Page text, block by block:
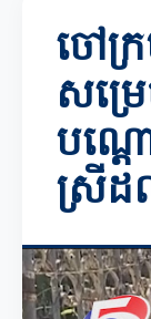
ចៅក្
សម្រ
បណ្ត
ស្រីដ